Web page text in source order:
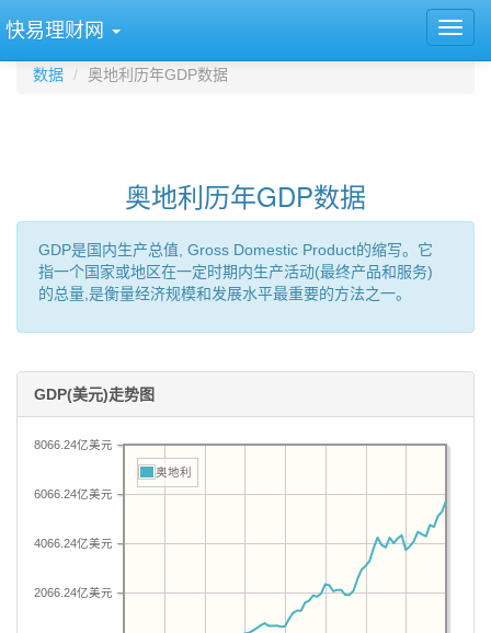
快易理财网
数据 奥地利历年GDP数据
奥地利历年GDP数据
GDP是国内生产总值, Gross Domestic Product的缩写。它
指一个国家或地区在一定时期内生产活动(最终产品和服务)
的总量,是衡量经济规模和发展水平最重要的方法之一。
GDP(美元)走势图
2066.24亿美元
4066.24亿美元
6066.24亿美元
8066.24亿美元
奥地利